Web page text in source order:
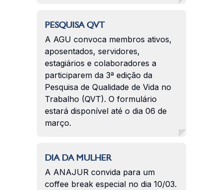
PESQUISA QVT
A AGU convoca membros ativos,
aposentados, servidores,
estagiários e colaboradores a
participarem da 3ª edição da
Pesquisa de Qualidade de Vida no
Trabalho (QVT). O formulário
estará disponível até o dia 06 de
março.
DIA DA MULHER
A ANAJUR convida para um
coffee break especial no dia 10/03.